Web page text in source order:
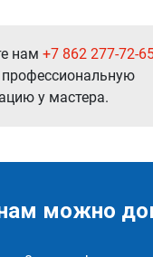
нам +7 862 277-72-
профессиональную
у мастера.
можно